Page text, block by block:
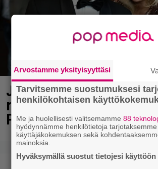
Janne Katajan Krista-
raskausvatsa
Puuhaparkissa
Arvostamme yksityisyyttäsi
Tarvitsemme suostumuksesi
henkilökohtaisen
Me ja huolellisesti valitsemamme88
hyödynnämme henkilötietoja
käyttäjäkokemuksen sekä
mainoksia.
Hyväksymällä suostut tietojesi käyttöön